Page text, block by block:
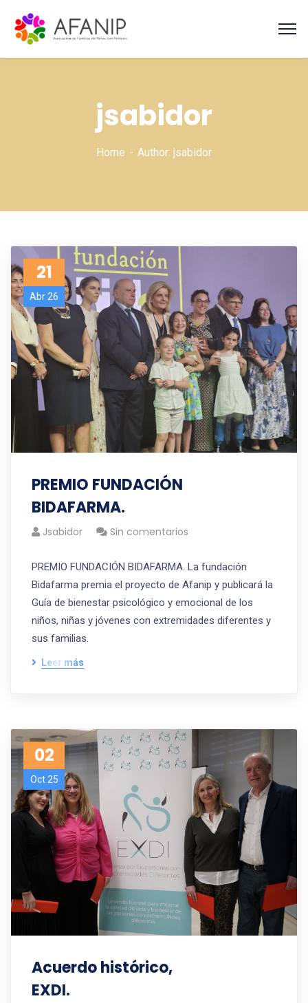
jsabidor
Home Author: jsabidor
21
Abr 26
PREMIO FUNDACIÓN
BIDAFARMA.
Jsabidor Sin comentarios
PREMIO FUNDACIÓN BIDAFARMA. La fundación
Bidafarma premia el proyecto de Afanip y publicará la
Guía de bienestar psicológico y emocional de los
niños, niñas y jóvenes con extremidades diferentes y
sus familias.
Leer más
02
Oct 25
Acuerdo histórico,
EXDI.